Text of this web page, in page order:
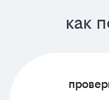
как